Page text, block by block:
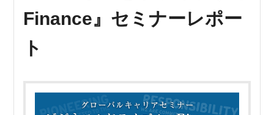
Finance』セミナーレポー
ト